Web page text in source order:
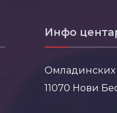
Инфо
Омладинских
11070 Нови